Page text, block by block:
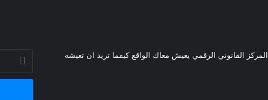
المركز القانوني الرقمي يعيش معاك الواقع كيفما تريد ان تعيشه
بريدك
الإلكتروني